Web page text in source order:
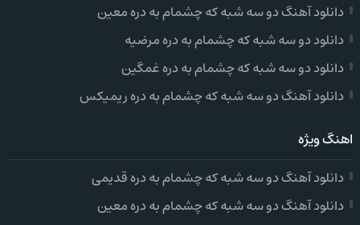
دانلود آهنگ دو سه شبه که چشمام به دره معین
دانلود دو سه شبه که چشمام به دره مرضیه
دانلود دو سه شبه که چشمام به دره غمگین
دانلود آهنگ دو سه شبه که چشمام به دره ریمیکس
اهنگ ویژه
دانلود آهنگ دو سه شبه که چشمام به دره قدیمی
دانلود آهنگ دو سه شبه که چشمام به دره معین